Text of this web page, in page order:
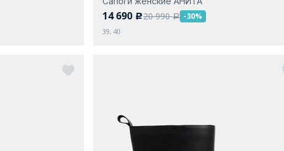
14 690 c20 990a -30%
39, 40